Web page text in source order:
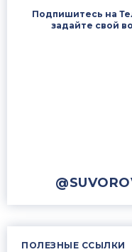
Подпишитесь на
задайте свой
ПОЛЕЗНЫЕ ССЫЛКИ